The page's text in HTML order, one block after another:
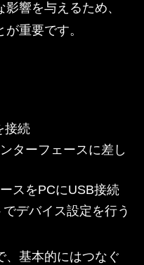
響を与えるため、
重要です。
接続
ターフェースに差し
スをPCにUSB接続
デバイス設定を行う
、基本的にはつなぐ